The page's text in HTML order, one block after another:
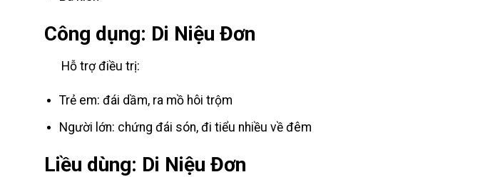
Công dụng: Di Niệu Đơn
Hỗ trợ điều trị:
Trẻ em: đái dầm, ra mồ hôi trộm
Người lớn: chứng đái són, đi tiểu nhiều về đêm
Liều dùng: Di Niệu Đơn